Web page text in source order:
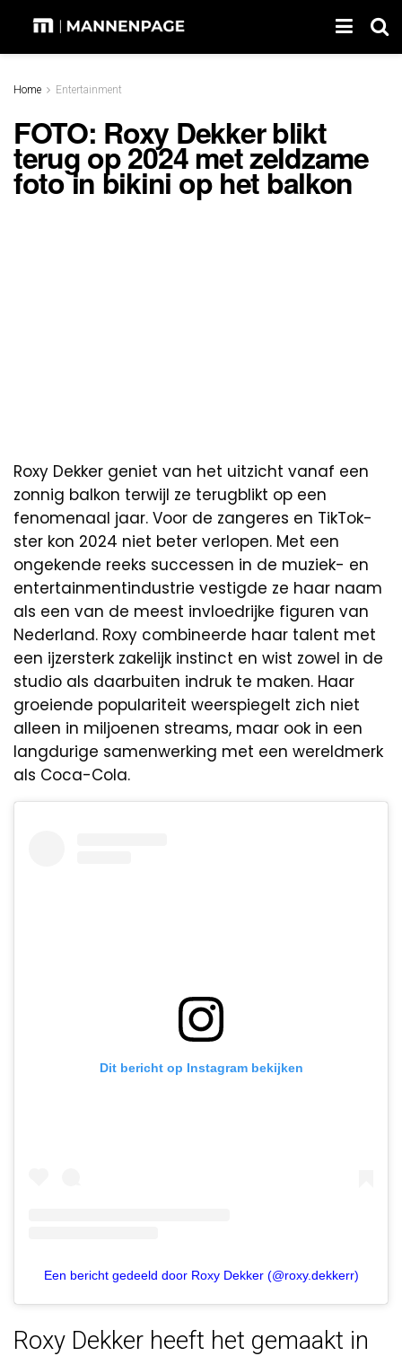
Home Entertainment
FOTO: Roxy Dekker blikt
terug op 2024 met zeldzame
foto in bikini op het balkon
Roxy Dekker geniet van het uitzicht vanaf een
zonnig balkon terwijl ze terugblikt op een
fenomenaal jaar. Voor de zangeres en TikTok-
ster kon 2024 niet beter verlopen. Met een
ongekende reeks successen in de muziek- en
entertainmentindustrie vestigde ze haar naam
als een van de meest invloedrijke figuren van
Nederland. Roxy combineerde haar talent met
een ijzersterk zakelijk instinct en wist zowel in de
studio als daarbuiten indruk te maken. Haar
groeiende populariteit weerspiegelt zich niet
alleen in miljoenen streams, maar ook in een
langdurige samenwerking met een wereldmerk
als Coca-Cola.
Dit bericht op Instagram bekijken
Een bericht gedeeld door Roxy Dekker (@roxy.dekkerr)
Roxy Dekker heeft het gemaakt in